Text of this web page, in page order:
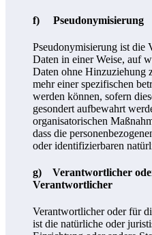
f) Pseudonymisierung
Pseudonymisierung ist die
Daten in einer Weise, auf
Daten ohne Hinzuziehung
mehr einer spezifischen
werden können, sofern
gesondert aufbewahrt
organisatorischen
dass die
oder identifizierbaren
g) Verantwortlicher
Verantwortlicher
Verantwortlicher oder für
ist die natürliche oder